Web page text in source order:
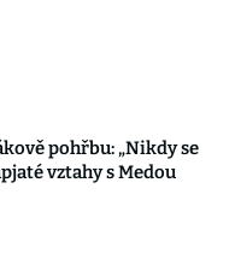
pohřbu: „Nikdy se
vztahy s Medou